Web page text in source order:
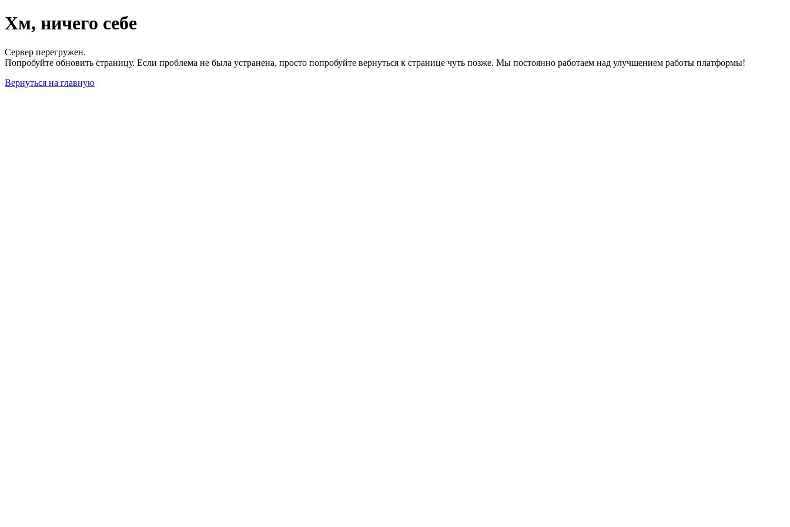
Хм, ничего себе
Сервер перегружен.
Попробуйте обновить страницу. Если проблема не была устранена, просто попробуйте вернуться к странице чуть позже. Мы постоянно работаем над улучшением работы платформы!
Вернуться на главную